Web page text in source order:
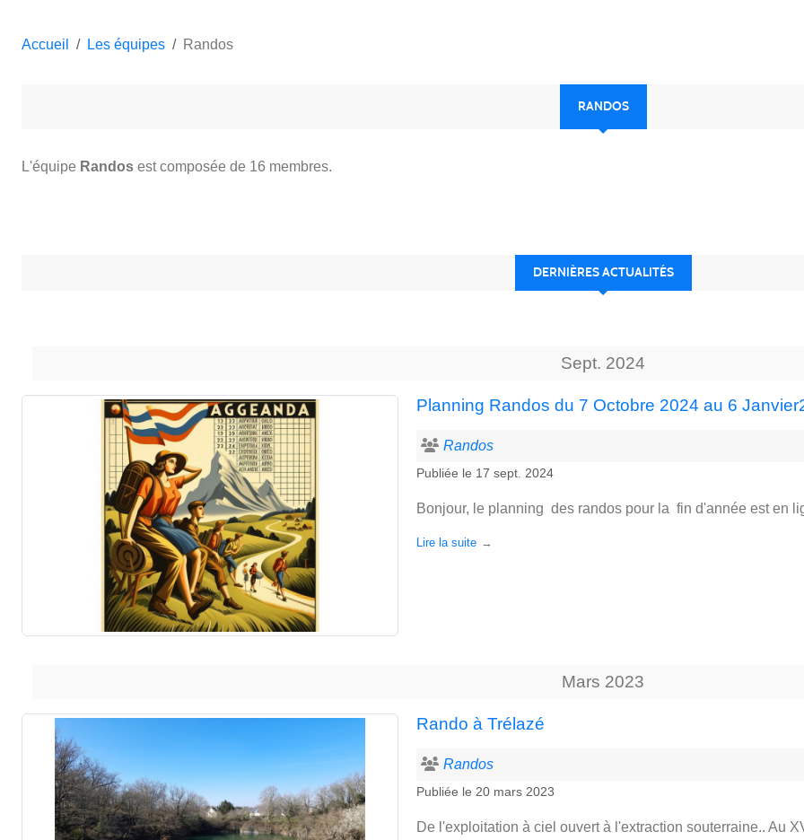
Accueil Les équipes Randos
RANDOS
L'équipe Randos est composée de 16 membres.
DERNIÈRES ACTUALITÉS
Sept. 2024
Planning Randos du 7 Octobre 2024 au 6
Randos
Publiée le 17 sept. 2024
Bonjour, le planning des randos pour la fin d'année est en
Lire la suite
Mars 2023
Rando à Trélazé
Randos
Publiée le 20 mars 2023
De l'exploitation à ciel ouvert à l'extraction souterraine.. Au